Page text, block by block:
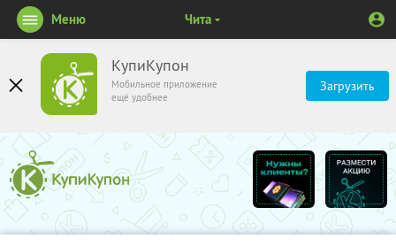
КупиКупон
Мобильное приложение
ещё удобнее
Загрузить
Меню Чита